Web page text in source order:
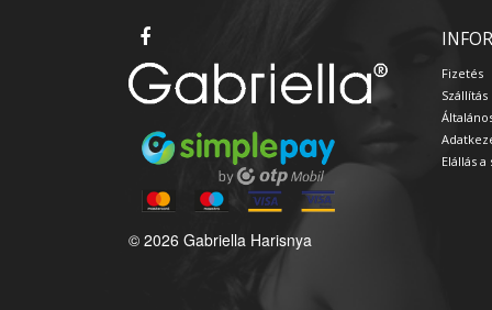
Fizetés
Elállás
© 2026 Gabriella Harisnya